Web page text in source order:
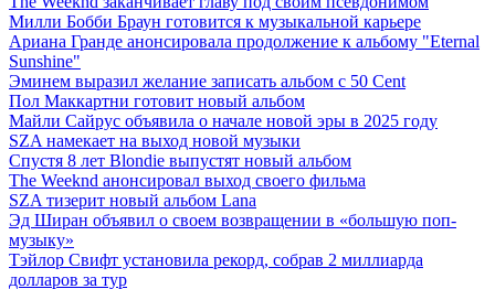
Милли Бобби Браун готовится к музыкальной карьере
Ариана Гранде анонсировала продолжение к альбому "Eternal
Sunshine"
Эминем выразил желание записать альбом с 50 Cent
Пол Маккартни готовит новый альбом
Майли Сайрус объявила о начале новой эры в 2025 году
SZA намекает на выход новой музыки
Спустя 8 лет Blondie выпустят новый альбом
The Weeknd анонсировал выход своего фильма
SZA тизерит новый альбом Lana
Эд Ширан объявил о своем возвращении в «большую поп-
музыку»
Тэйлор Свифт установила рекорд, собрав 2 миллиарда
долларов за тур